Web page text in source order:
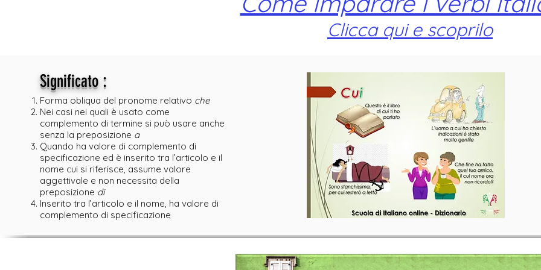
Clicca qui e scoprilo
Significato:
Forma obliqua del pronome relativo che
Nei casi nei quali è usato come
complemento di termine si può usare anche
senza la preposizione a
Quando ha valore di complemento di
specificazione ed è inserito tra l’articolo e il
nome cui si riferisce, assume valore
aggettivale e non necessita della
preposizione di
Inserito tra l’articolo e il nome, ha valore di
complemento di specificazione